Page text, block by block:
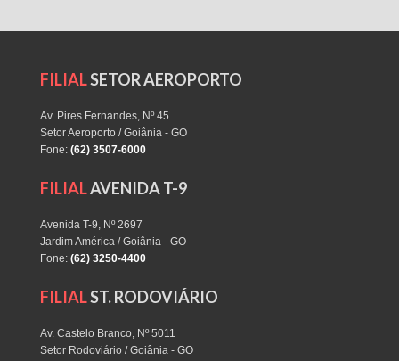
FILIALSETOR AEROPORTO
Av. Pires Fernandes, Nº 45
Setor Aeroporto / Goiânia - GO
Fone: (62) 3507-6000
FILIALAVENIDA T-9
Avenida T-9, Nº 2697
Jardim América / Goiânia - GO
Fone: (62) 3250-4400
FILIALST. RODOVIÁRIO
Av. Castelo Branco, Nº 5011
Setor Rodoviário / Goiânia - GO